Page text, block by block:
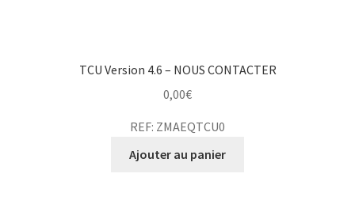
TCU Version 4.6 – NOUS CONTACTER
0,00€
REF: ZMAEQTCU0
Ajouter au panier